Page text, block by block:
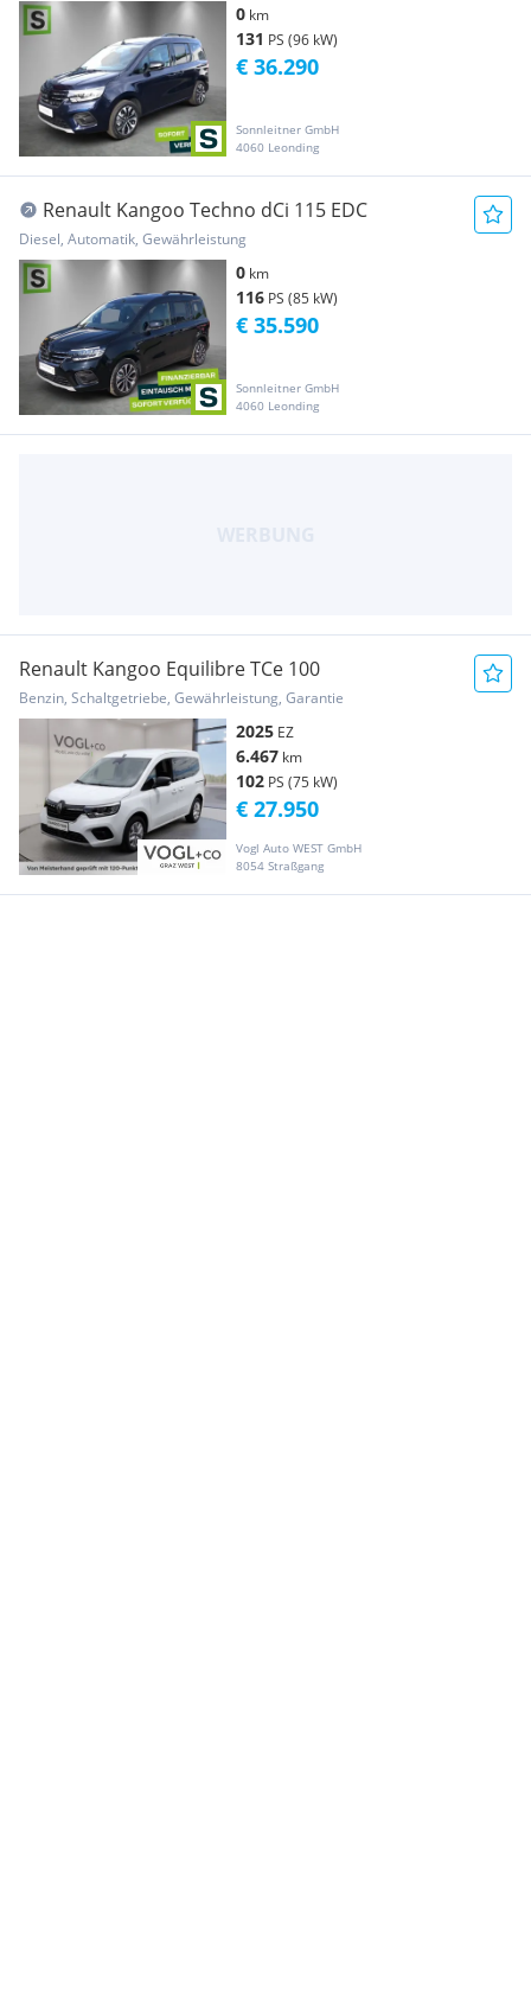
0 km
131 PS (96 kW)
Sonnleitner GmbH
4060 Leonding
€ 36.290
Renault Kangoo Techno dCi 115 EDC
Diesel, Automatik, Gewährleistung
0 km
116 PS (85 kW)
Sonnleitner GmbH
4060 Leonding
€ 35.590
Renault Kangoo Equilibre TCe 100
Benzin, Schaltgetriebe, Gewährleistung, Garantie
2025 EZ
6.467 km
102 PS (75 kW)
Vogl Auto WEST GmbH
8054 Straßgang
€ 27.950